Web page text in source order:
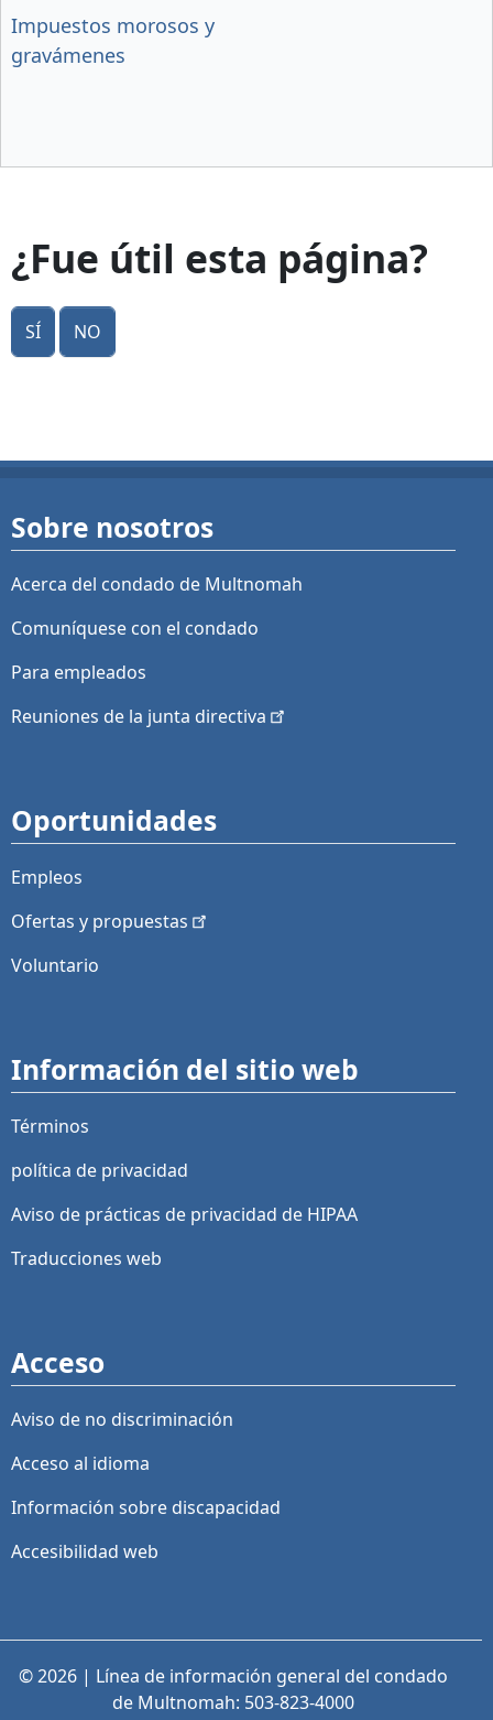
Impuestos morosos y
gravámenes
¿Fue útil esta página?
Sí No
Sobre nosotros
Acerca del condado de Multnomah
Comuníquese con el condado
Para empleados
Reuniones de la junta directiva
Oportunidades
Empleos
Ofertas y propuestas
Voluntario
Información del sitio web
Términos
política de privacidad
Aviso de prácticas de privacidad de HIPAA
Traducciones web
Acceso
Aviso de no discriminación
Acceso al idioma
Información sobre discapacidad
Accesibilidad web
© 2026 | Línea de información general del condado
de Multnomah: 503-823-4000